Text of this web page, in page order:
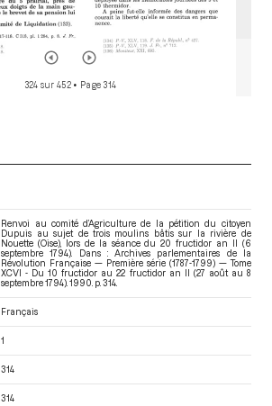
324 sur 452 • Page 314
Renvoi au comité d’Agriculture de la pétition du citoyen
Dupuis au sujet de trois moulins bâtis sur la rivière de
Nouette (Oise), lors de la séance du 20 fructidor an II (6
septembre 1794). Dans : Archives parlementaires de la
Révolution Française — Première série (1787-1799) — Tome
XCVI - Du 10 fructidor au 22 fructidor an II (27 août au 8
septembre 1794) . 1990. p. 314.
Français
1
314
314